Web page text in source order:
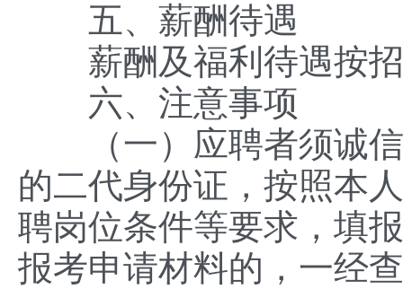
五、薪酬待遇
薪酬及福利待遇按招
六、注意事项
（一）应聘者须诚信
的二代身份证，按照本
聘岗位条件等要求，填
报考申请材料的，一经